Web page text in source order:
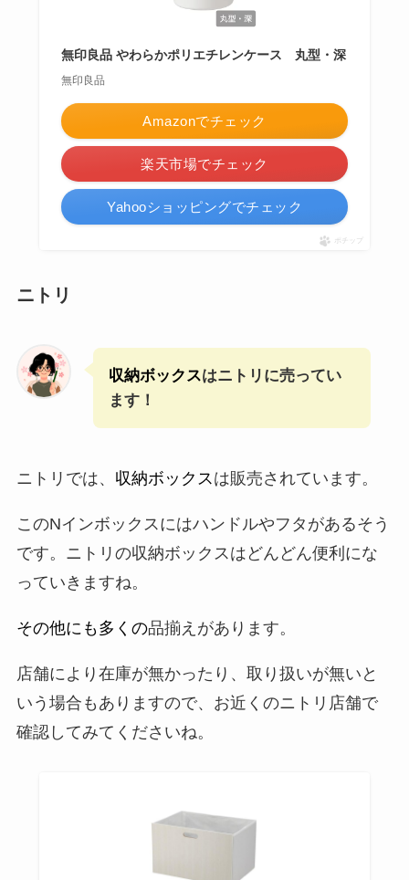
無印良品 やわらかポリエチレンケース 丸型・深
無印良品
Amazonでチェック
楽天市場でチェック
Yahooショッピングでチェック
ポチップ
ニトリ
収納ボックスはニトリに売ってい
ます！
ニトリでは、 収納ボックスは販売されています。
このNインボックスにはハンドルやフタがあるそう
です。ニトリの収納ボックスはどんどん便利にな
っていきますね。
その他にも多くの品揃えがあります。
店舗により在庫が無かったり、取り扱いが無いと
いう場合もありますので、お近くのニトリ店舗で
確認してみてくださいね。